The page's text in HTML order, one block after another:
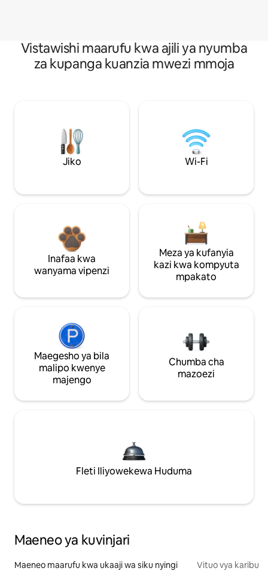
Vistawishi maarufu kwa ajili ya nyumba
za kupanga kuanzia mwezi mmoja
Jiko Wi-Fi
Inafaa kwa
wanyama vipenzi
Meza ya kufanyia
kazi kwa kompyuta
mpakato
Maegesho ya bila
malipo kwenye
majengo
Chumba cha
mazoezi
Fleti Iliyowekewa Huduma
Maeneo ya kuvinjari
Maeneo maarufu kwa ukaaji wa siku nyingi Vituo vya karibu